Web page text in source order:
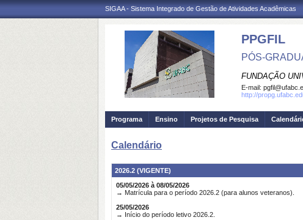
SIGAA - Sistema Integrado de Gestão de Atividades Acadêmicas
PPGFIL
PÓS-
FUNDAÇÃO
E-mail:
http://
Programa Ensino Projetos de Pesquisa
Calendário
2026.2 (VIGENTE)
05/05/2026 à 08/05/2026
→ Matrícula para o período 2026.2 (para alunos veteranos).
25/05/2026
→ Início do período letivo 2026.2.